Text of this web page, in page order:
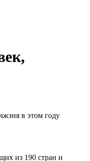
в этом году
из 190 стран и